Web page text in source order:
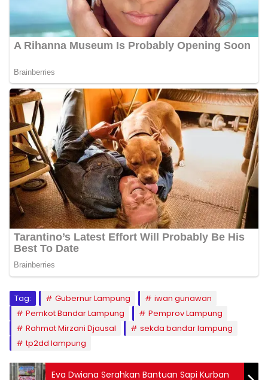
Tag: Gubernur Lampung
iwan gunawan
Pemkot Bandar Lampung
Pemprov Lampung
Rahmat Mirzani Djausal
sekda bandar lampung
tp2dd lampung
Eva Dwiana Serahkan Bantuan Sapi Kurban